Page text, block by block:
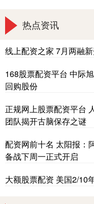
热点资讯
线上配资之家 7月两融
168股票配资平台 中际
回购股份
正规网上股票配资平台
团队揭开古脑保存之谜
配资网前十名 太阳报：
备战下周一正式开启
大额股票配资 美国2/10